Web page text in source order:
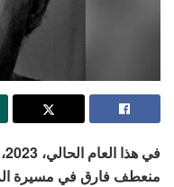
منعطف فارق في مسيرة